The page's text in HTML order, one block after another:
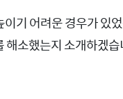
기 어려운 경우가 있
해소했는지 소개하겠